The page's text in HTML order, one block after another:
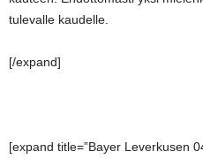
tulevalle kaudelle.
[/expand]
[expand title=”Bayer Leverkusen